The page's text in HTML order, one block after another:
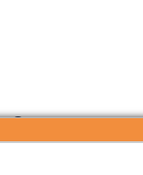
Contato